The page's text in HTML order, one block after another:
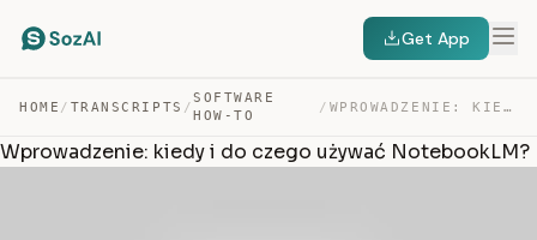
Get App
HOME / TRANSCRIPTS /
SOFTWARE
HOW-TO
/ WPROWADZENIE: KIEDY I DO CZEGO UŻYWAĆ NOTEBOOKLM? — TRANSCRIPT
Wprowadzenie: kiedy i do czego używać NotebookLM?